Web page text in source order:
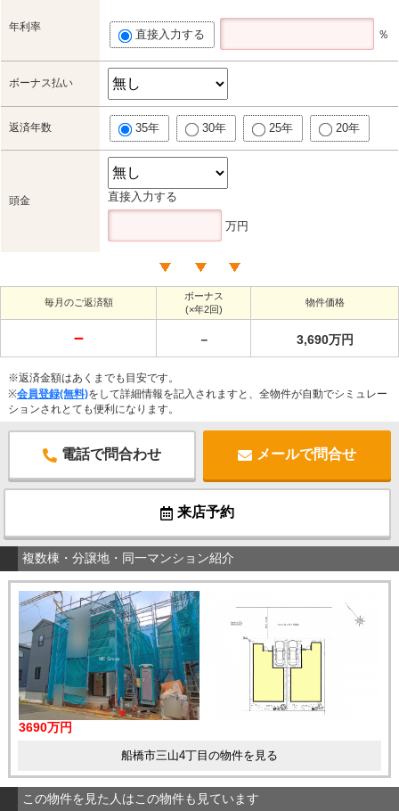
年利率
直接入力する ％
ボーナス払い
返済年数 35年 30年 25年 20年
頭金 直接入力する
万円
毎月のご返済額
ボーナス
(×年2回)
物件価格
－ － 3,690万円
※返済金額はあくまでも目安です。
※会員登録(無料)をして詳細情報を記入されますと、全物件が自動でシミュレー
ションされとても便利になります。
電話で問合わせ メールで問合せ
来店予約
複数棟・分譲地・同一マンション紹介
3690万円
船橋市三山4丁目の物件を見る
この物件を見た人はこの物件も見ています